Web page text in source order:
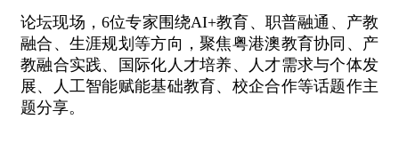
论坛现场，6位专家围绕AI+教育、职普融通、产教
融合、生涯规划等方向，聚焦粤港澳教育协同、产
教融合实践、国际化人才培养、人才需求与个体发
展、人工智能赋能基础教育、校企合作等话题作主
题分享。